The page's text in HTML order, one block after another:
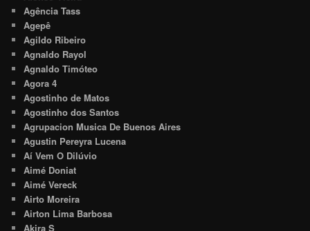
Agência Tass
Agepê
Agildo Ribeiro
Agnaldo Rayol
Agnaldo Timóteo
Agora 4
Agostinho de Matos
Agostinho dos Santos
Agrupacion Musica De Buenos Aires
Agustin Pereyra Lucena
Aí Vem O Dilúvio
Aimé Doniat
Aimé Vereck
Airto Moreira
Airton Lima Barbosa
Akira S